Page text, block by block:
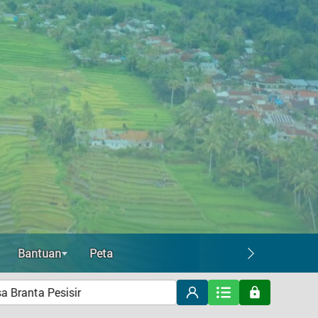
Bantuan Peta
MOKH. RIDHO, S. Pd
Kaur Perencanaan
MIFTAHUL QULUBAIDI
Kasi Pemerintahan
RIDHALLAH IDRIS
Kasi Kesejahteraan
KHAIDIR
Kasi Pelayanan
SAWARI AY.
Kasun Lunas
Kasun Tinjang
Kasun Gilin